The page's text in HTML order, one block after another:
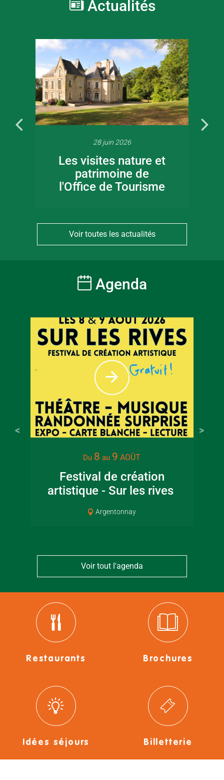
Actualités
28 juin 2026
Les visites nature et
patrimoine de
l'Office de Tourisme
Voir toutes les actualités
Agenda
Du 8 au 9 AOÛT
Festival de création
artistique - Sur les rives
Argentonnay
Voir tout l'agenda
Restaurants Brochures
Idées séjours Billetterie